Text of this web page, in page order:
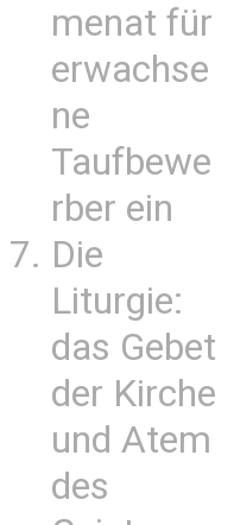
menat für
erwachse
ne
Taufbewe
rber ein
Die
Liturgie:
das Gebet
der Kirche
und Atem
des